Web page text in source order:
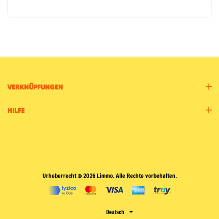
VERKNÜPFUNGEN
HILFE
Urheberrecht © 2026 Limmo. Alle Rechte vorbehalten.
Deutsch